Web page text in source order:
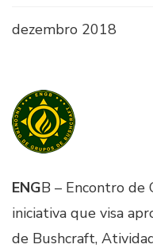
dezembro 2018
ENGB – Encontro de
iniciativa que visa
de Bushcraft,